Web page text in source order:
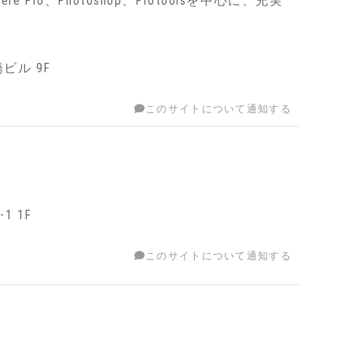
ル 9F
このサイトについて通知する
1F
このサイトについて通知する